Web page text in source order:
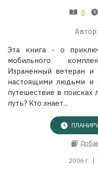
0
Автор:
Эта книга - о
мобильного
Израненный ветеран
настоящими людьми и
путешествие в поисках
путь? Кто знает...
2006 г.